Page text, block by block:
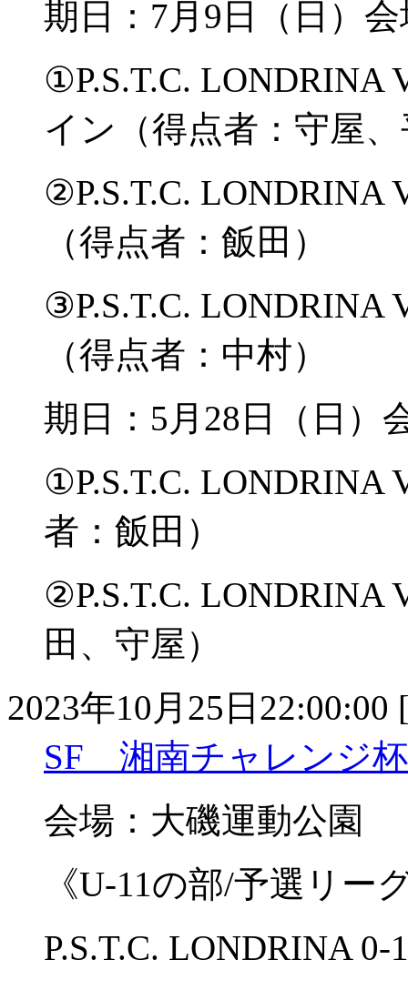
期日：7月9日（日）
①P.S.T.C. LONDRINA
イン（得点者：守屋
②P.S.T.C. LONDRINA
（得点者：飯田）
③P.S.T.C. LONDRINA
（得点者：中村）
期日：5月28日（日）
①P.S.T.C. LONDRINA
者：飯田）
②P.S.T.C. LONDRINA
田、守屋）
2023年10月25日22:00:00
SF 湘南チャレンジ杯
会場：大磯運動公
《U-11の部/予選リー
P.S.T.C. LONDRINA